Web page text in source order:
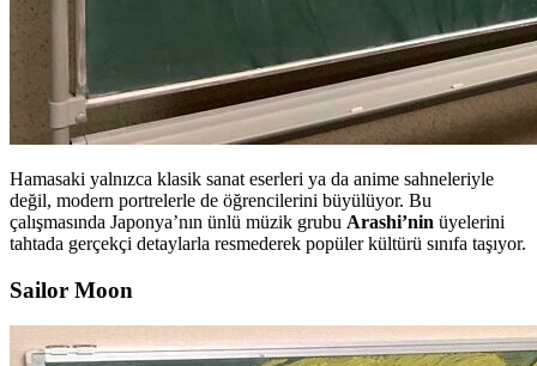
Hamasaki yalnızca klasik sanat eserleri ya da anime sahneleriyle
değil, modern portrelerle de öğrencilerini büyülüyor. Bu
çalışmasında Japonya’nın ünlü müzik grubu Arashi’nin üyelerini
tahtada gerçekçi detaylarla resmederek popüler kültürü sınıfa taşıyor.
Sailor Moon